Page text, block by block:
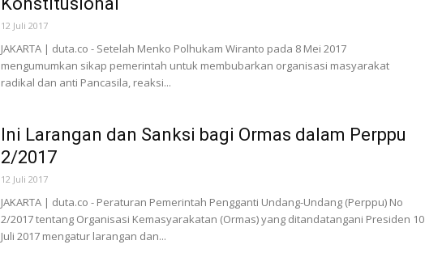
12 Juli 2017
JAKARTA | duta.co - Setelah Menko Polhukam Wiranto pada 8 Mei 2017
mengumumkan sikap pemerintah untuk membubarkan organisasi masyarakat
radikal dan anti Pancasila, reaksi...
Ini Larangan dan Sanksi bagi Ormas dalam Perppu
2/2017
12 Juli 2017
JAKARTA | duta.co - Peraturan Pemerintah Pengganti Undang-Undang (Perppu) No
2/2017 tentang Organisasi Kemasyarakatan (Ormas) yang ditandatangani Presiden 10
Juli 2017 mengatur larangan dan...